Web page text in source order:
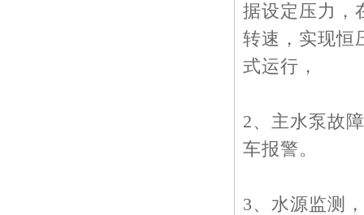
据设定压力，
转速，实现恒
式运行，
2、主水泵故
车报警。
3、水源监测